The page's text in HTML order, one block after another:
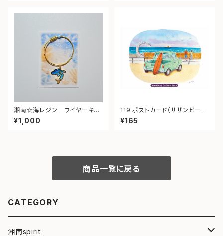
湘南☆海レジン ワイヤーキー
ホルダー（イルカ）④
¥1,000
119 ポストカード（サザンビー
チ）
¥165
商品一覧に戻る
CATEGORY
湘南spirit